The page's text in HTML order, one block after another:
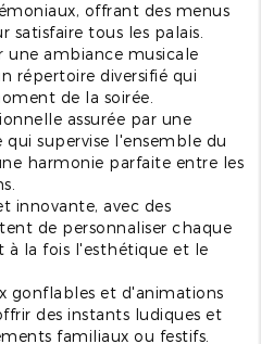
offrant des menus
satisfaire tous les palais.
une ambiance musicale
répertoire diversifié qui
de la soirée.
assurée par une
supervise l'ensemble du
harmonie parfaite entre les
innovante, avec des
de personnaliser chaque
à la fois l'esthétique et le
gonflables et d'animations
des instants ludiques et
familiaux ou festifs.